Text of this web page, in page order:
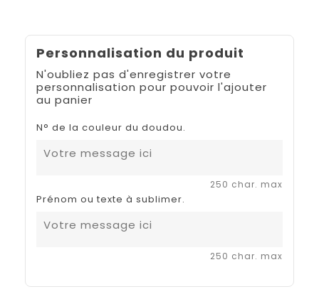
Personnalisation du produit
N'oubliez pas d'enregistrer votre
personnalisation pour pouvoir l'ajouter
au panier
N° de la couleur du doudou.
250 char. max
Prénom ou texte à sublimer.
250 char. max